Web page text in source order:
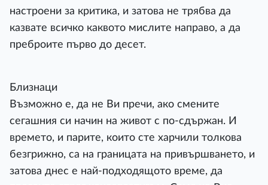
настроени за критика, и затова не трябва да
казвате всичко каквото мислите направо, а да
преброите първо до десет.
Близнаци
Възможно е, да не Ви пречи, ако смените
сегашния си начин на живот с по-сдържан. И
времето, и парите, които сте харчили толкова
безгрижно, са на границата на привършването, и
затова днес е най-подходящото време, да